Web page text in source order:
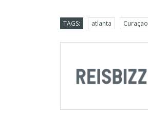
TAGS: atlanta Curaçao